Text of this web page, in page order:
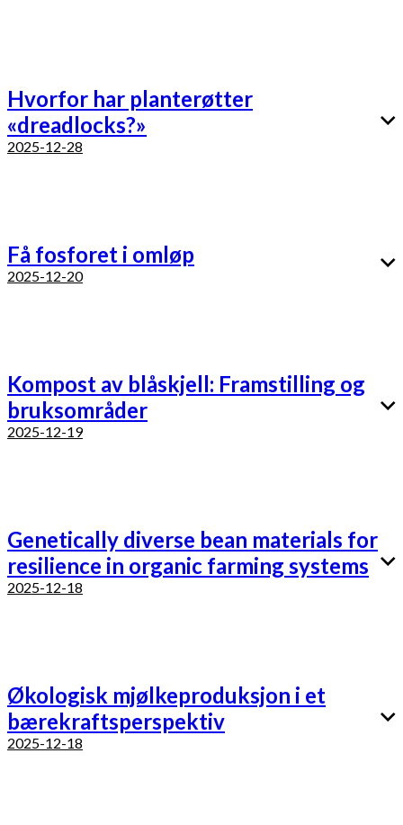
Hvorfor har planterøtter
«dreadlocks?»
2025-12-28
Få fosforet i omløp
2025-12-20
Kompost av blåskjell: Framstilling og
bruksområder
2025-12-19
Genetically diverse bean materials for
resilience in organic farming systems
2025-12-18
Økologisk mjølkeproduksjon i et
bærekraftsperspektiv
2025-12-18